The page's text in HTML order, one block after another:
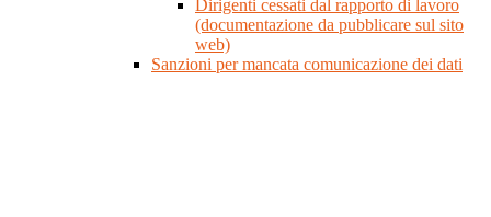
Dirigenti cessati dal rapporto di lavoro
(documentazione da pubblicare sul sito
web)
Sanzioni per mancata comunicazione dei dati